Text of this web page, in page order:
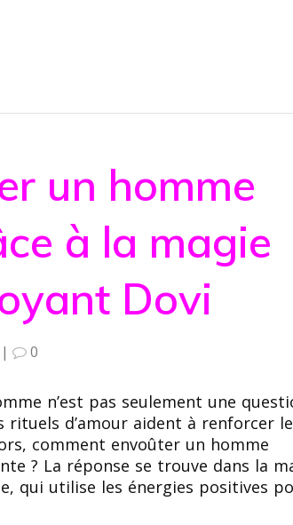
un homme
à la magie
Dovi
| 0
n’est pas seulement une
d’amour aident à renforcer
comment envoûter un homme
? La réponse se trouve dans la
qui utilise les énergies positives